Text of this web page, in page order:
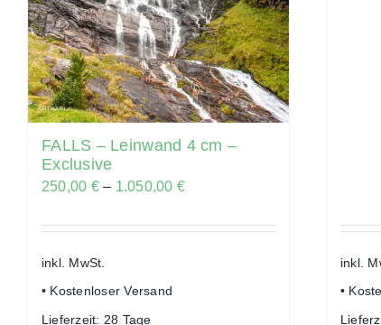
FALLS – Leinwand 4 cm –
Exclusive
250,00 €– 1.050,00 €
inkl. MwSt.
• Kostenloser Versand
Lieferzeit: 28 Tage
inkl.
•